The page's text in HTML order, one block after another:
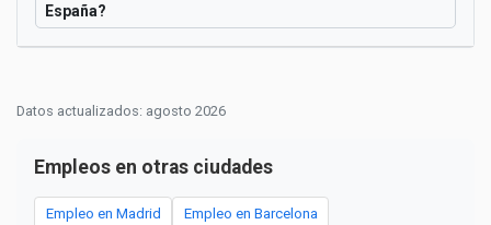
España?
Datos actualizados: agosto 2026
Empleos en otras ciudades
Empleo en Madrid Empleo en Barcelona